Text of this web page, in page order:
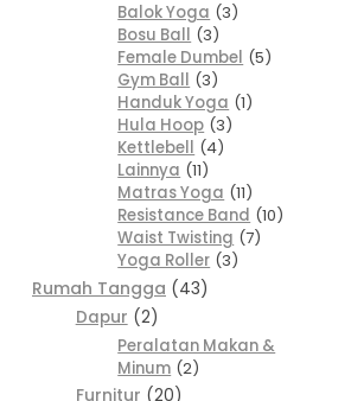
Balok Yoga 3
Bosu Ball 3
Female Dumbel 5
Gym Ball 3
Handuk Yoga 1
Hula Hoop 3
Kettlebell 4
Lainnya 11
Matras Yoga 11
Resistance Band 10
Waist Twisting 7
Yoga Roller 3
Rumah Tangga 43
Dapur
2
Peralatan Makan &
Minum 2
Furnitur
20